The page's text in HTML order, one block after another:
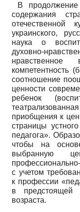
В продолжение
содержания
отечественной
украинского,
наука о
духовно-
нравственное
компетентность
соотношение
ценности
ребенок
приобщения к
страницы
педагога».
чтобы на
выбранную
с учетом
к профессии
в предстоящей
возраста.